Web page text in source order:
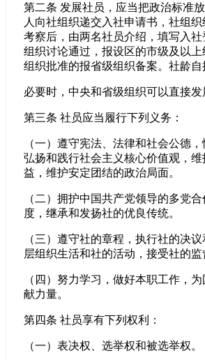
第二条 发展社员，应当把政治标准
人向社组织递交入社申请书，社组织
考察后，由两名社员介绍，填写入
组织讨论通过，报设区的市级及以
组织批准的报省级组织备案。社龄自
必要时，中央和省级组织可以直接发
第三条 社员应当履行下列义务：
（一）遵守宪法、法律和社会公德，
弘扬和践行社会主义核心价值观，维
益，维护安定团结的政治局面。
（二）拥护中国共产党领导的多党
度，继承和发扬社的优良传统。
（三）遵守社的章程，执行社的决
层组织生活和社的活动，接受社的监
（四）努力学习，做好本职工作，
献力量。
第四条 社员享有下列权利：
（一）表决权、选举权和被选举权。